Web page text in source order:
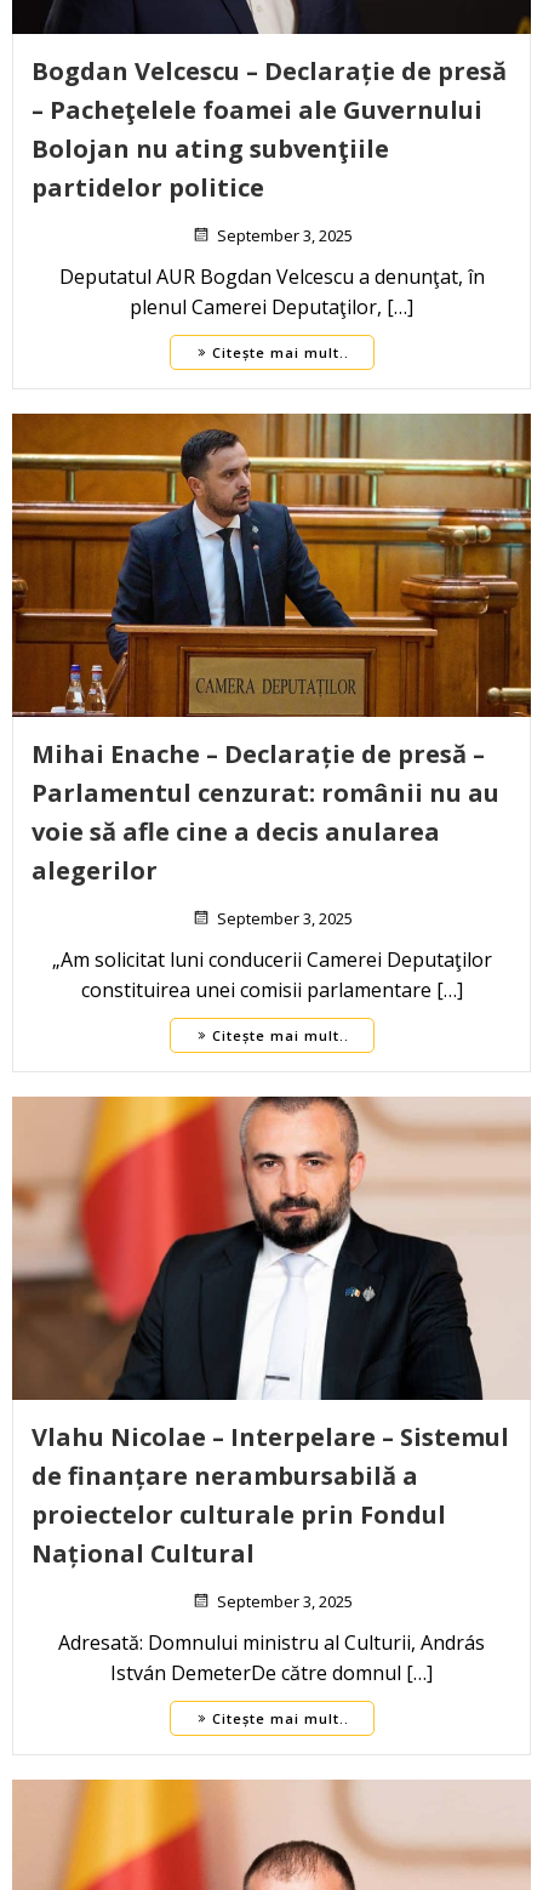
Bogdan Velcescu – Declarație de presă
– Pacheţelele foamei ale Guvernului
Bolojan nu ating subvenţiile
partidelor politice
September 3, 2025
Deputatul AUR Bogdan Velcescu a denunţat, în
plenul Camerei Deputaţilor, […]
Citește mai mult..
Mihai Enache – Declarație de presă –
Parlamentul cenzurat: românii nu au
voie să afle cine a decis anularea
alegerilor
September 3, 2025
„Am solicitat luni conducerii Camerei Deputaţilor
constituirea unei comisii parlamentare […]
Citește mai mult..
Vlahu Nicolae – Interpelare – Sistemul
de finanțare nerambursabilă a
proiectelor culturale prin Fondul
Național Cultural
September 3, 2025
Adresată: Domnului ministru al Culturii, András
István DemeterDe către domnul […]
Citește mai mult..